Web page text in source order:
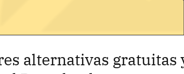
alternativas gratuitas